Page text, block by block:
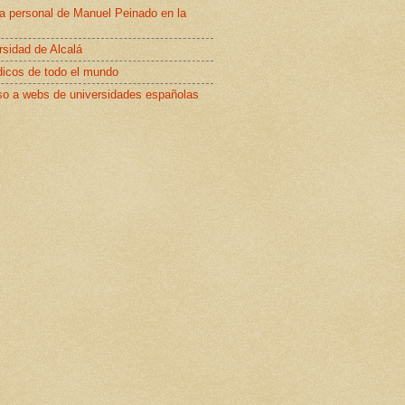
personal de Manuel Peinado en la
de Alcalá
de todo el mundo
a webs de universidades españolas